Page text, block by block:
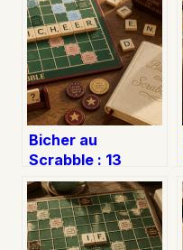
Bicher au
Scrabble : 13
points garantis et
tactiques pour
placer ce verbe